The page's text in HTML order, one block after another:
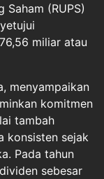
Saham (RUPS)
miliar atau
menyampaikan
komitmen
tambah
konsisten sejak
Pada tahun
sebesar